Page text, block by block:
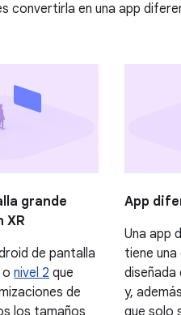
convertirla en una app
grande
XR
de pantalla
onivel 2 que
de
App
Una app
tiene
diseñada
y,